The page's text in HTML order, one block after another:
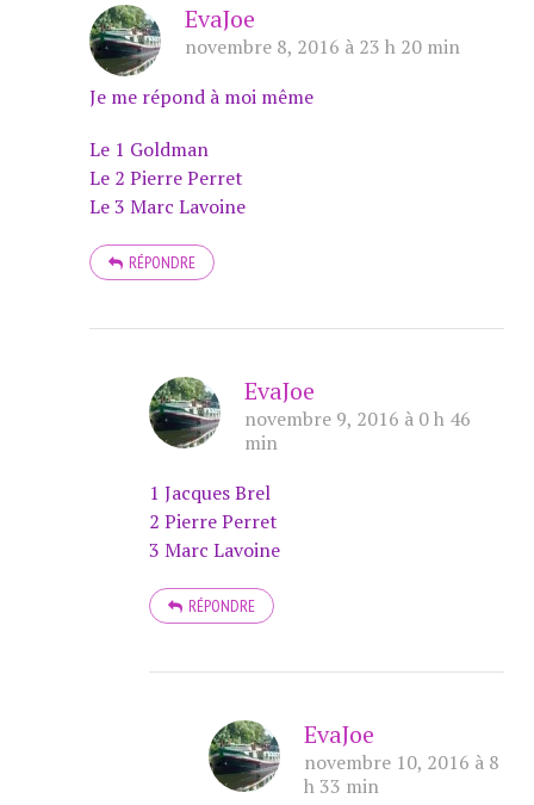
EvaJoe
novembre 8, 2016 à 23 h 20 min
Je me répond à moi même
Le 1 Goldman
Le 2 Pierre Perret
Le 3 Marc Lavoine
RÉPONDRE
EvaJoe
novembre 9, 2016 à 0 h 46
min
1 Jacques Brel
2 Pierre Perret
3 Marc Lavoine
RÉPONDRE
EvaJoe
novembre 10, 2016 à 8
h 33 min